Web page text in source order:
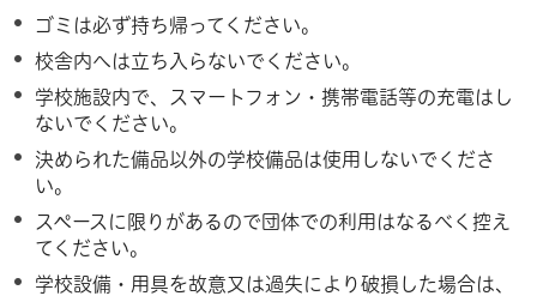
ゴミは必ず持ち帰ってください。
校舎内へは立ち入らないでください。
学校施設内で、スマートフォン・携帯電話等の充電はし
ないでください。
決められた備品以外の学校備品は使用しないでくださ
い。
スペースに限りがあるので団体での利用はなるべく控え
てください。
学校設備・用具を故意又は過失により破損した場合は、